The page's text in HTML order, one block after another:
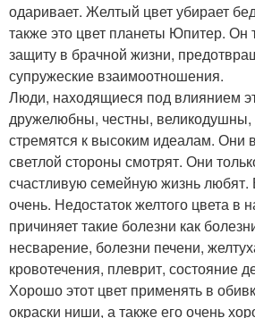
одаривает. Желтый цвет убирает
также это цвет планеты Юпитер. Он
защиту в брачной жизни,
супружеские взаимоотношения.
Люди, находящиеся под влиянием
дружелюбны, честны,
стремятся к высоким идеалам. Они
светлой стороны смотрят. Они
счастливую семейную жизнь
очень. Недостаток желтого цвета в
причиняет такие болезни как
несварение, болезни печени,
кровотечения, плеврит, состояние
Хорошо этот цвет применять в
окраски ниши, а также его очень